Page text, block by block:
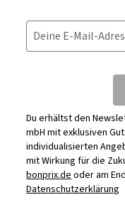
Deine E-Mail-
Du erhältst den
mbH mit exklusiven
individualisierten
mit Wirkung für die
bonprix.deoder am
Datenschutzerklärung